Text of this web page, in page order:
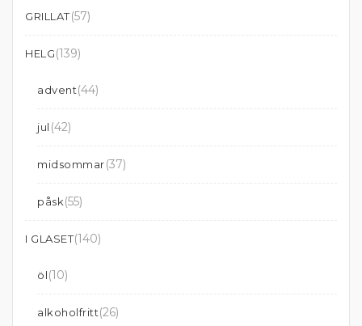
GRILLAT(57)
HELG(139)
advent(44)
jul (42)
midsommar(37)
påsk(55)
I GLASET(140)
öl(10)
alkoholfritt(26)